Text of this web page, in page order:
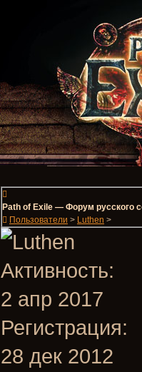
Path of Exile — Форум русского
Пользователи > Luthen >
Активность:
2 апр 2017
Регистрация:
28 дек 2012